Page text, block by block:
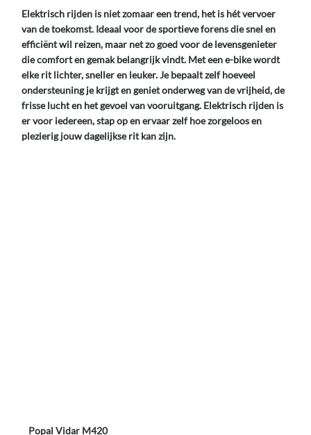
Elektrisch rijden is niet zomaar een trend, het is hét vervoer
van de toekomst. Ideaal voor de sportieve forens die snel en
efficiënt wil reizen, maar net zo goed voor de levensgenieter
die comfort en gemak belangrijk vindt. Met een e-bike wordt
elke rit lichter, sneller en leuker. Je bepaalt zelf hoeveel
ondersteuning je krijgt en geniet onderweg van de vrijheid, de
frisse lucht en het gevoel van vooruitgang. Elektrisch rijden is
er voor iedereen, stap op en ervaar zelf hoe zorgeloos en
plezierig jouw dagelijkse rit kan zijn.
Popal Vidar M420